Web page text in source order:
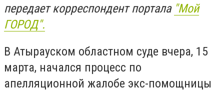
передает корреспондент портала "Мой
ГОРОД".
В Атырауском областном суде вчера, 15
марта, начался процесс по
апелляционной жалобе экс-помощницы